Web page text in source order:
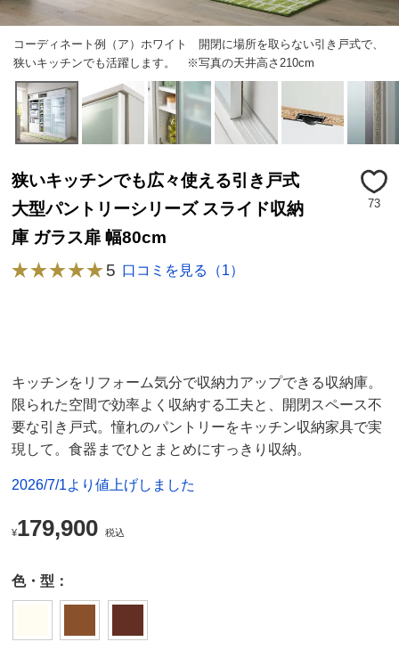
コーディネート例（ア）ホワイト 開閉に場所を取らない引き戸式で、
狭いキッチンでも活躍します。 ※写真の天井高さ210cm
狭いキッチンでも広々使える引き戸式
大型パントリーシリーズ スライド収納
庫 ガラス扉 幅80cm
73
5 口コミを見る（1）
キッチンをリフォーム気分で収納力アップできる収納庫。
限られた空間で効率よく収納する工夫と、開閉スペース不
要な引き戸式。憧れのパントリーをキッチン収納家具で実
現して。食器までひとまとめにすっきり収納。
2026/7/1より値上げしました
¥179,900 税込
色・型：